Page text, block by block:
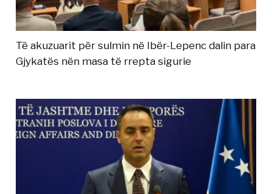
Të akuzuarit për sulmin në Ibër-Lepenc dalin para
Gjykatës nën masa të rrepta sigurie